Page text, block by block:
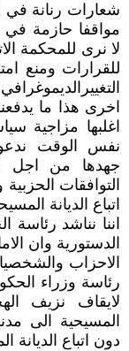
شعارات رنانة في
مواقفا حازمة في
لا نرى للمحكمة
للقرارات ومنع
اخرى هذا ما
اغلبها مزاجية
نفس الوقت
جهدها من اجل
التوافقات
اتباع الديانة
اننا نناشد رئاسة
الدستورية وان
الاحزاب
رئاسة وزراء
لايقاف نزيف
المسيحية الى
دون اتباع